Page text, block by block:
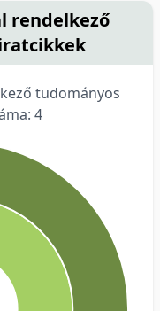
rendelkező
tudományos
4